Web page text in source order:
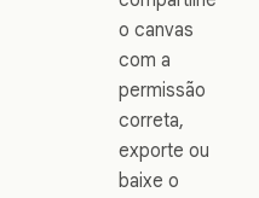
o canvas
com a
permissão
correta,
exporte ou
baixe o